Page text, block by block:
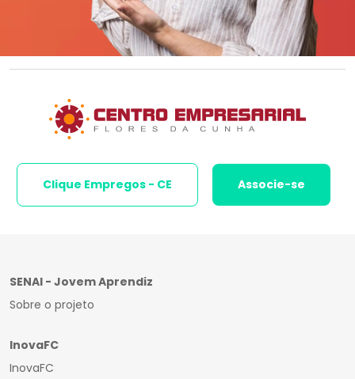
Clique Empregos - CE Associe-se
SENAI - Jovem Aprendiz
Sobre o projeto
InovaFC
InovaFC